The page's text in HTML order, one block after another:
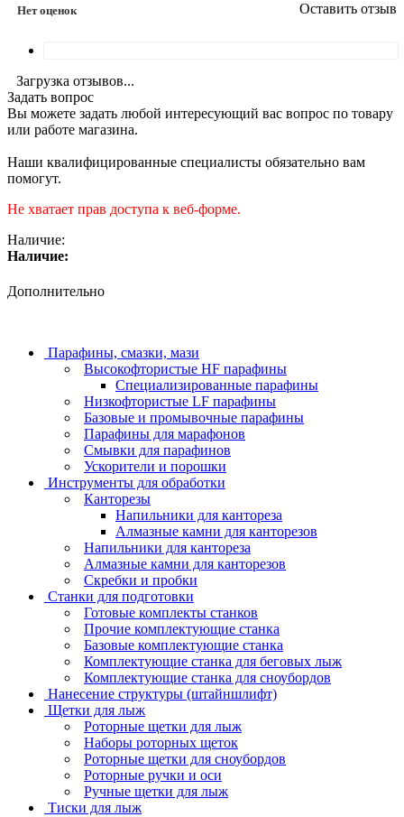
Нет оценок Оставить отзыв
Загрузка отзывов...
Задать вопрос
Вы можете задать любой интересующий вас вопрос по товару
или работе магазина.
Наши квалифицированные специалисты обязательно вам
помогут.
Не хватает прав доступа к веб-форме.
Наличие:
Наличие:
Дополнительно
Парафины, смазки, мази
Высокофтористые HF парафины
Специализированные парафины
Низкофтористые LF парафины
Базовые и промывочные парафины
Парафины для марафонов
Смывки для парафинов
Ускорители и порошки
Инструменты для обработки
Канторезы
Напильники для кантореза
Алмазные камни для канторезов
Напильники для кантореза
Алмазные камни для канторезов
Скребки и пробки
Станки для подготовки
Готовые комплекты станков
Прочие комплектующие станка
Базовые комплектующие станка
Комплектующие станка для беговых лыж
Комплектующие станка для сноубордов
Нанесение структуры (штайншлифт)
Щетки для лыж
Роторные щетки для лыж
Наборы роторных щеток
Роторные щетки для сноубордов
Роторные ручки и оси
Ручные щетки для лыж
Тиски для лыж